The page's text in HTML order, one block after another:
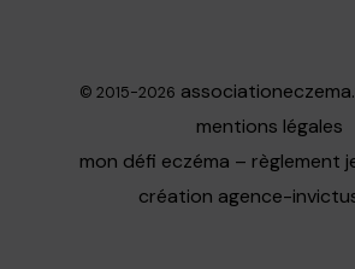
© 2015-2026
mentions légales
mon défi eczéma – règlement
création agence-